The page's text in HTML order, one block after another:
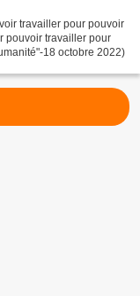
travailler pour pouvoir
pouvoir travailler pour
18 octobre 2022)